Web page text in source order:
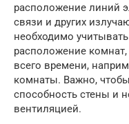
расположение линий
связи и других
необходимо
расположение
всего времени,
комнаты. Важно,
способность стены и
вентиляцией.